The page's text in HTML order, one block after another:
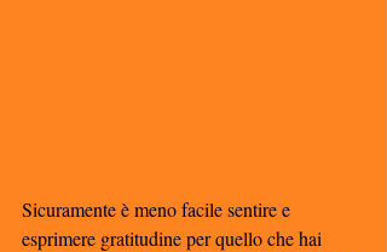
Sicuramente è meno facile sentire e
esprimere gratitudine per quello che hai